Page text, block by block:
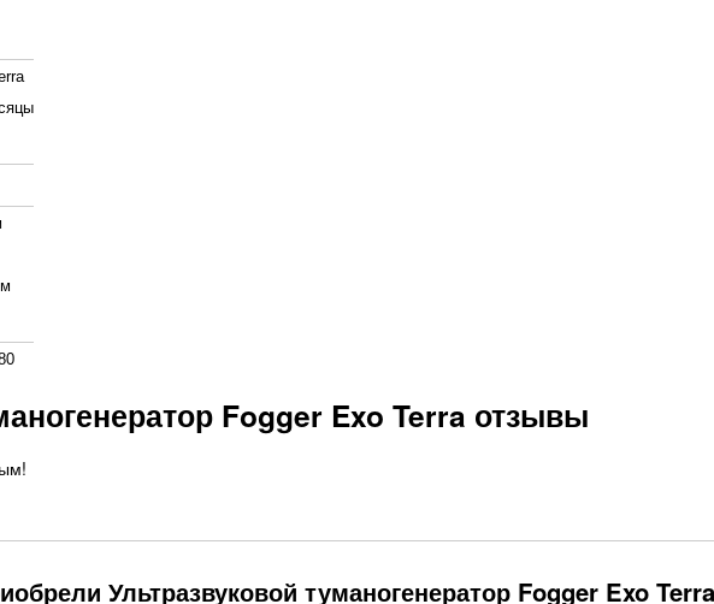
Fogger Exo Terra отзывы
Ультразвуковой туманогенератор Fogger Exo